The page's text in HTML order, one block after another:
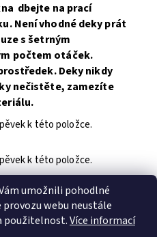
dbejte na prací
Není vhodné deky prát
s šetrným
počtem otáček.
Deky nikdy
nečistěte, zamezíte
k této položce.
k této položce.
umožnili pohodlné
webu neustále
použitelnost.Více informací